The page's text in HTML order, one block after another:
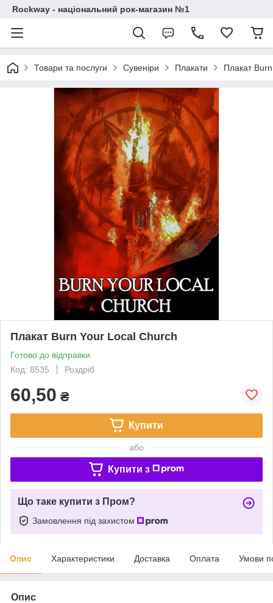
Rockway - національний рок-магазин №1
Товари та послуги Сувеніри Плакати Плакат
Плакат Burn Your Local Church
Готово до відправки
Код: 8535
Роздріб
60,50 ₴
Купити
або
Купити з
Що таке купити з Пром?
Замовлення під захистом
Опис Характеристики Доставка Оплата Умови
Опис